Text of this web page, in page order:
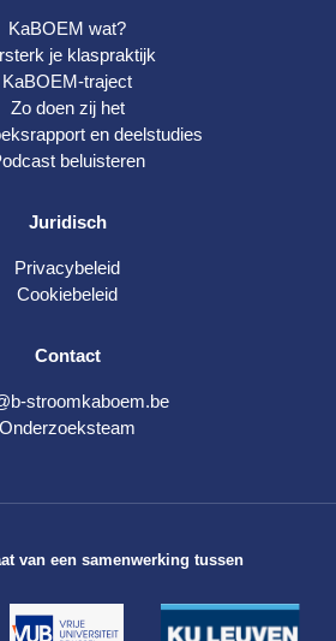
KaBOEM wat?
je klaspraktijk
KaBOEM-traject
Zo doen zij het
en deelstudies
beluisteren
Juridisch
Privacybeleid
Cookiebeleid
Contact
stroomkaboem.be
Onderzoeksteam
van een samenwerking tussen